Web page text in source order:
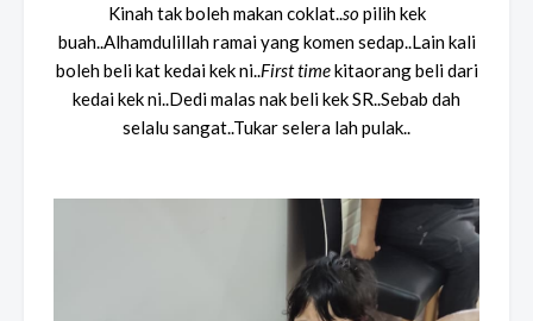
Kinah tak boleh makan coklat..sopilih kek
buah..Alhamdulillah ramai yang komen sedap..Lain kali
boleh beli kat kedai kek ni..First timekitaorang beli dari
kedai kek ni..Dedi malas nak beli kek SR..Sebab dah
selalu sangat..Tukar selera lah pulak..